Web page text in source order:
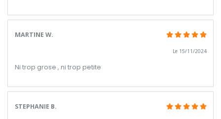
MARTINE W.
Le 15/11/2024
Ni trop grose , ni trop petite
STEPHANIE B.